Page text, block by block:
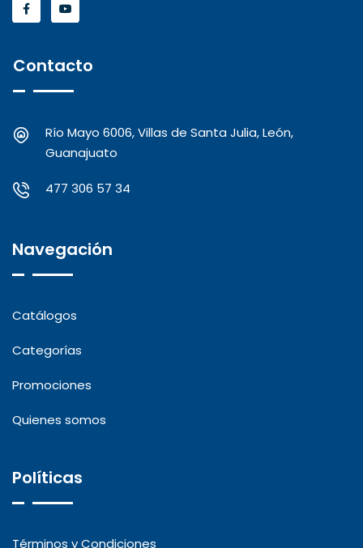
Contacto
Río Mayo 6006, Villas de Santa Julia, León,
Guanajuato
477 306 57 34
Navegación
Catálogos
Categorías
Promociones
Quienes somos
Políticas
Términos y Condiciones